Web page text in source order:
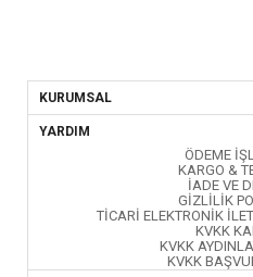
KURUMSAL
YARDIM
ÖDEME
KARGO &
İADE VE
GİZLİLİK
TİCARİ ELEKTRONİK
KVKK
KVKK
KVKK